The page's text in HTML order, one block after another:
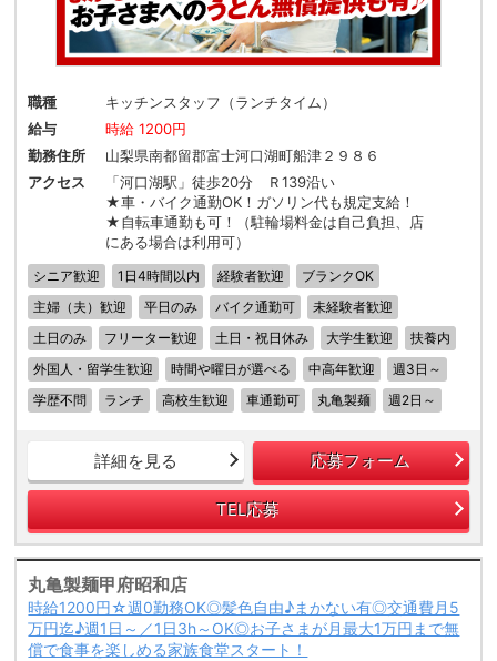
職種
キッチンスタッフ（ランチタイム）
給与
時給 1200円
勤務住所
山梨県南都留郡富士河口湖町船津２９８６
アクセス
「河口湖駅」徒歩20分 Ｒ139沿い
★車・バイク通勤OK！ガソリン代も規定支給！
★自転車通勤も可！（駐輪場料金は自己負担、店
にある場合は利用可）
シニア歓迎 1日4時間以内 経験者歓迎
ブランクOK
主婦（夫）歓迎
平日のみ バイク通勤可
未経験者歓迎
土日のみ
フリーター歓迎 土日・祝日休み 大学生歓迎
扶養内
外国人・留学生歓迎
時間や曜日が選べる 中高年歓迎
週3日～
学歴不問
ランチ 高校生歓迎 車通勤可 丸亀製麺 週2日～
詳細を見る 応募フォーム
TEL応募
丸亀製麺甲府昭和店
時給1200円☆週0勤務OK◎髪色自由♪まかない有◎交通費月5
万円迄♪週1日～／1日3h～OK◎お子さまが月最大1万円まで無
償で食事を楽しめる家族食堂スタート！